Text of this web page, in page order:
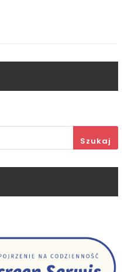
Szukaj